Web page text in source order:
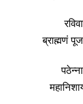
ब्राह्मणं